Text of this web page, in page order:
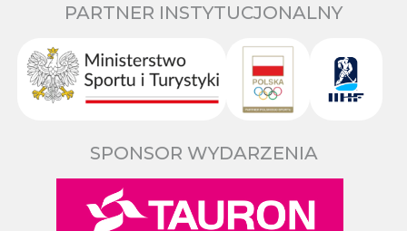
PARTNER INSTYTUCJONALNY
SPONSOR WYDARZENIA